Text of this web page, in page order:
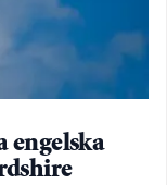
engelska